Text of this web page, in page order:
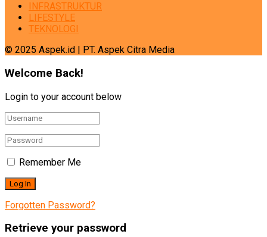
INFRASTRUKTUR
LIFESTYLE
TEKNOLOGI
© 2025 Aspek.id | PT. Aspek Citra Media
Welcome Back!
Login to your account below
Remember Me
Forgotten Password?
Retrieve your password